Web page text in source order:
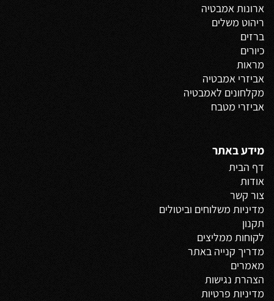
ארונות אמבטיה
ריהוט משלים
ברזים
כיורים
מראות
אביזרי אמבטיה
מקלחונים לאמבטיה
אביזרי מטבח
מידע באתר
דף הבית
אודות
צור קשר
מדיניות משלוחים וביטולים
תקנון
לקוחות ממליצים
מדריך קנייה באתר
מאמרים
הצהרת נגישות
מדיניות פרטיות